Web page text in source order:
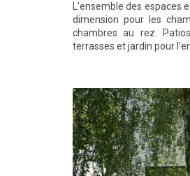
L’ensemble des
dimension pour les
chambres au rez.
terrasses et jardin pour